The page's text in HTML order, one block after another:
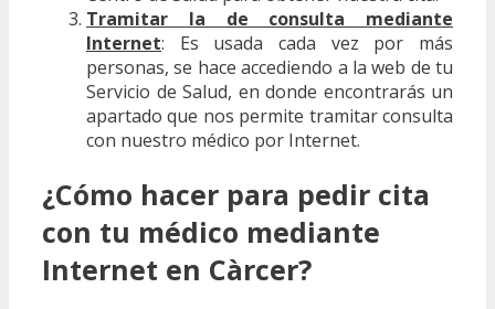
Tramitar la de consulta mediante
Internet: Es usada cada vez por más
personas, se hace accediendo a la web de tu
Servicio de Salud, en donde encontrarás un
apartado que nos permite tramitar consulta
con nuestro médico por Internet.
¿Cómo hacer para pedir cita
con tu médico mediante
Internet en Càrcer?